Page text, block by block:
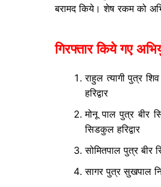
बरामद किये। शेष रकम को
गिरफ्तार किये गए
राहुल त्यागी पुत्र
हरिद्वार
मोनू पाल पुत्र बीर
सिडकुल हरिद्वार
सोमितपाल पुत्र बीर
सागर पुत्र सुखपाल